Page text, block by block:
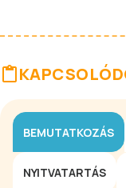
BEMUTATKOZÁS
NYITVATARTÁS